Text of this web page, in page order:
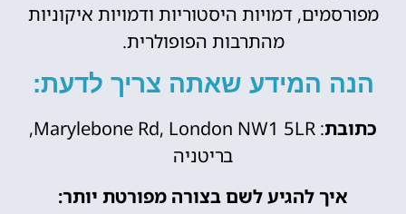
מפורסמים, דמויות היסטוריות ודמויות איקוניות
מהתרבות הפופולרית.
הנה המידע שאתה צריך לדעת:
כתובת
: Marylebone Rd, London NW1 5LR,
בריטניה
איך להגיע לשם בצורה מפורטת יותר: